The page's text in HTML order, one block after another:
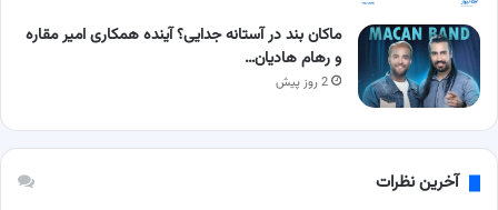
ماکان بند در آستانه جدایی؟ آینده همکاری امیر مقاره
و رهام هادیان…
2 روز پیش
آخرین نظرات